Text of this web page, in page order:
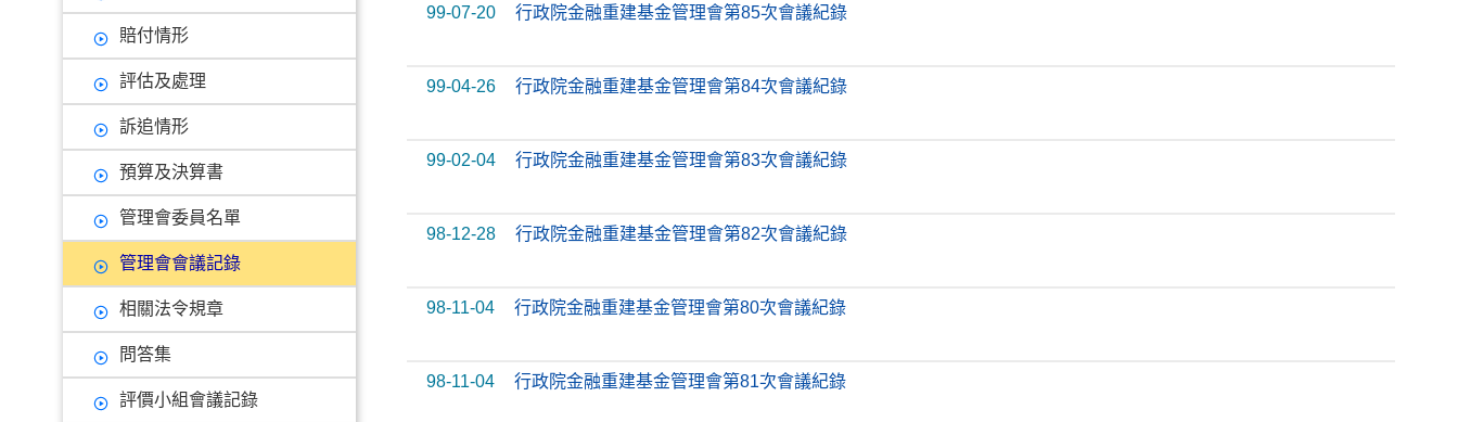
賠付情形
評估及處理
訴追情形
預算及決算書
管理會委員名單
管理會會議記錄
相關法令規章
問答集
評價小組會議記錄
99-07-20 行政院金融重建基金管理會第85次會議紀錄
99-04-26 行政院金融重建基金管理會第84次會議紀錄
99-02-04 行政院金融重建基金管理會第83次會議紀錄
98-12-28 行政院金融重建基金管理會第82次會議紀錄
98-11-04 行政院金融重建基金管理會第80次會議紀錄
98-11-04 行政院金融重建基金管理會第81次會議紀錄